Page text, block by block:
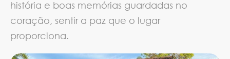
história e boas memórias guardadas no
coração, sentir a paz que o lugar
proporciona.